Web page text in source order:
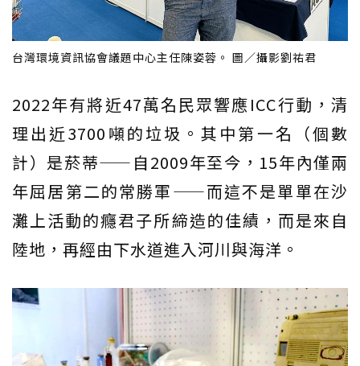
台灣環境資訊協會議題中心主任陳姿蓉。 圖／攝影劉祐君
2022年有將近47萬名民眾響應ICC行動，清
理出近3700噸的垃圾。其中第一名（個數
計）是菸蒂——自2009年至今，15年內僅兩
年屈居第二的常勝軍——而這不是單單在沙
灘上活動的癮君子所締造的佳績，而是來自
陸地，再經由下水道進入河川與海洋。